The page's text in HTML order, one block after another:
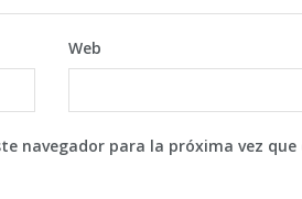
Web
navegador para la próxima vez que